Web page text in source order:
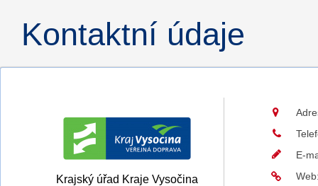
Kontaktní údaje
Krajský úřad Kraje Vysočina
E-